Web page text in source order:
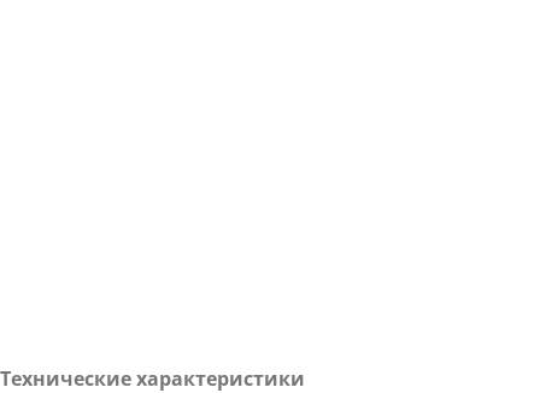
Технические характеристики